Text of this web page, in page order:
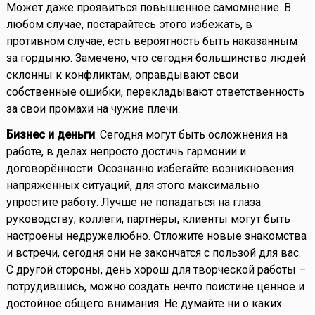
Может даже проявиться повышенное самомнение. В
любом случае, постарайтесь этого избежать, в
противном случае, есть вероятность быть наказанным
за гордыню. Замечено, что сегодня большинство людей
склонны к конфликтам, оправдывают свои
собственные ошибки, перекладывают ответственность
за свои промахи на чужие плечи.
Бизнес и деньги: Сегодня могут быть осложнения на
работе, в делах непросто достичь гармонии и
договорённости. Осознанно избегайте возникновения
напряжённых ситуаций, для этого максимально
упростите работу. Лучше не попадаться на глаза
руководству; коллеги, партнёры, клиенты могут быть
настроены недружелюбно. Отложите новые знакомства
и встречи, сегодня они не закончатся с пользой для вас.
С другой стороны, день хорош для творческой работы –
потрудившись, можно создать нечто поистине ценное и
достойное общего внимания. Не думайте ни о каких